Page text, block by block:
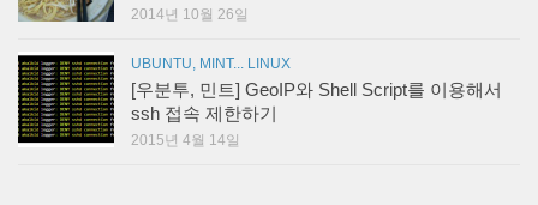
2014년 10월 26일
UBUNTU, MINT... LINUX
[우분투, 민트] GeoIP와 Shell Script를 이용해서
ssh 접속 제한하기
2015년 4월 14일